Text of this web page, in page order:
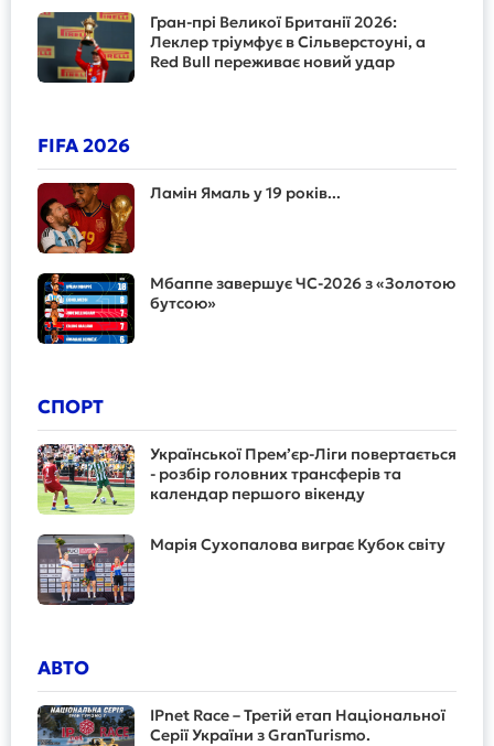
Гран-прі Великої Британії 2026:
Леклер тріумфує в Сільверстоуні, а
Red Bull переживає новий удар
FIFA 2026
Ламін Ямаль у 19 років...
Мбаппе завершує ЧС-2026 з «Золотою
бутсою»
СПОРТ
Української Прем’єр-Ліги повертається
- розбір головних трансферів та
календар першого вікенду
Марія Сухопалова виграє Кубок світу
АВТО
IPnet Race – Третій етап Національної
Серії України з GranTurismo.